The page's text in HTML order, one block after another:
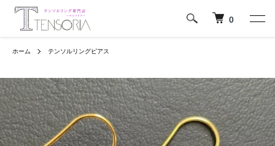
0
ホーム テンソルリングピアス